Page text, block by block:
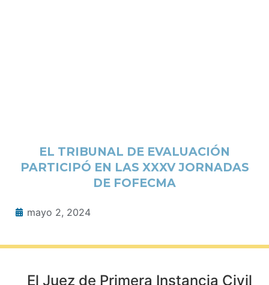
EL TRIBUNAL DE EVALUACIÓN
PARTICIPÓ EN LAS XXXV JORNADAS
DE FOFECMA
mayo 2, 2024
El Juez de Primera Instancia Civil